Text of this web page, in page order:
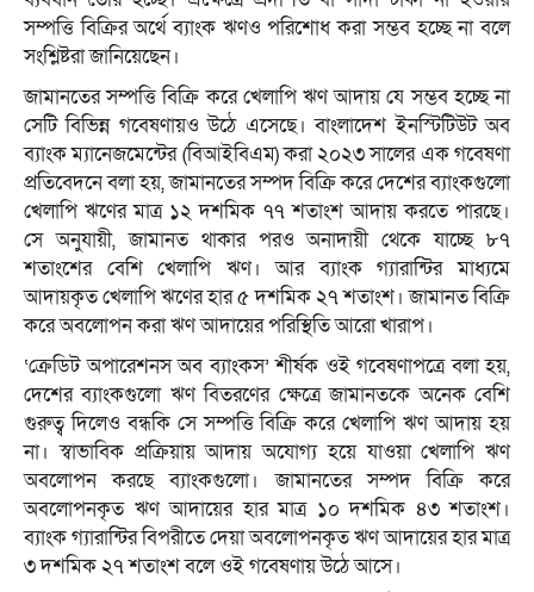
সম্পত্তি বিক্রির অর্থে ব্যাংক ঋণও পরিশোধ করা সম্ভব হচ্ছে না বলে
সংশ্লিষ্টরা জানিয়েছেন।
জামানতের সম্পত্তি বিক্রি করে খেলাপি ঋণ আদায় যে সম্ভব হচ্ছে না
সেটি বিভিন্ন গবেষণায়ও উঠে এসেছে। বাংলাদেশ ইনস্টিটিউট অব
ব্যাংক ম্যানেজমেন্টের (বিআইবিএম) করা ২০২৩ সালের এক গবেষণা
প্রতিবেদনে বলা হয়, জামানতের সম্পদ বিক্রি করে দেশের ব্যাংকগুলো
খেলাপি ঋণের মাত্র ১২ দশমিক ৭৭ শতাংশ আদায় করতে পারছে।
সে অনুযায়ী, জামানত থাকার পরও অনাদায়ী থেকে যাচ্ছে ৮৭
শতাংশের বেশি খেলাপি ঋণ। আর ব্যাংক গ্যারান্টির মাধ্যমে
আদায়কৃত খেলাপি ঋণের হার ৫ দশমিক ২৭ শতাংশ। জামানত বিক্রি
করে অবলোপন করা ঋণ আদায়ের পরিস্থিতি আরো খারাপ।
‘ক্রেডিট অপারেশনস অব ব্যাংকস’ শীর্ষক ওই গবেষণাপত্রে বলা হয়,
দেশের ব্যাংকগুলো ঋণ বিতরণের ক্ষেত্রে জামানতকে অনেক বেশি
গুরুত্ব দিলেও বন্ধকি সে সম্পত্তি বিক্রি করে খেলাপি ঋণ আদায় হয়
না। স্বাভাবিক প্রক্রিয়ায় আদায় অযোগ্য হয়ে যাওয়া খেলাপি ঋণ
অবলোপন করছে ব্যাংকগুলো। জামানতের সম্পদ বিক্রি করে
অবলোপনকৃত ঋণ আদায়ের হার মাত্র ১০ দশমিক ৪৩ শতাংশ।
ব্যাংক গ্যারান্টির বিপরীতে দেয়া অবলোপনকৃত ঋণ আদায়ের হার মাত্র
৩ দশমিক ২৭ শতাংশ বলে ওই গবেষণায় উঠে আসে।